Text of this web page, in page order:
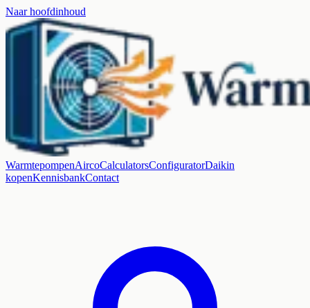
Naar hoofdinhoud
WarmtepompenAircoCalculatorsConfiguratorDaikin
kopenKennisbankContact